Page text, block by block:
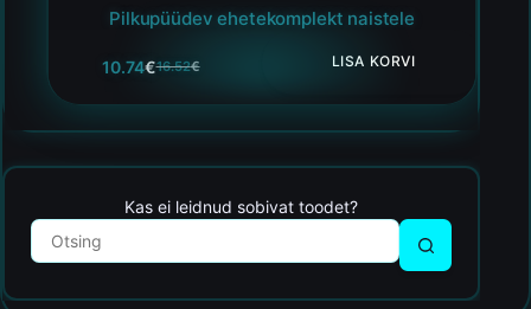
Pilkupüüdev ehetekomplekt naistele
16.52€
10.74€ LISA KORVI
Kas ei leidnud sobivat toodet?